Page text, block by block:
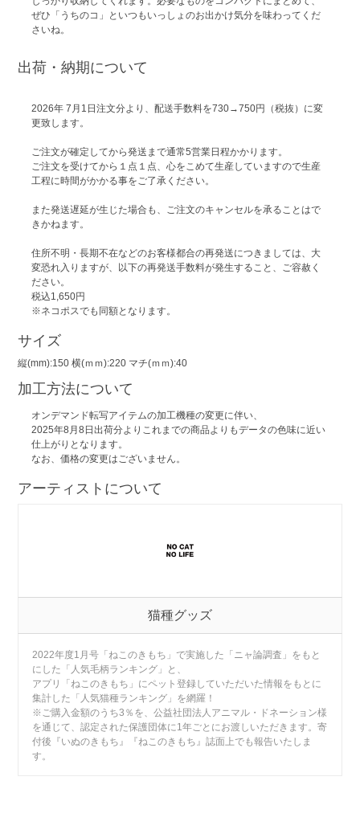
ぜひ「うちのコ」といつもいっしょのお出かけ気分を味わってくだ
さいね。
出荷・納期について
2026年 7月1日注文分より、配送手数料を730→750円（税抜）に変
更致します。
ご注文が確定してから発送まで通常5営業日程かかります。
ご注文を受けてから１点１点、心をこめて生産していますので生産
工程に時間がかかる事をご了承ください。
また発送遅延が生じた場合も、ご注文のキャンセルを承ることはで
きかねます。
住所不明・長期不在などのお客様都合の再発送につきましては、大
変恐れ入りますが、以下の再発送手数料が発生すること、ご容赦く
ださい。
税込1,650円
※ネコポスでも同額となります。
サイズ
縦(mm):150 横(ｍｍ):220 マチ(ｍｍ):40
加工方法について
オンデマンド転写アイテムの加工機種の変更に伴い、
2025年8月8日出荷分よりこれまでの商品よりもデータの色味に近い
仕上がりとなります。
なお、価格の変更はございません。
アーティストについて
猫種グッズ
2022年度1月号「ねこのきもち」で実施した「ニャ論調査」をもと
にした「人気毛柄ランキング」と、
アプリ「ねこのきもち」にペット登録していただいた情報をもとに
集計した「人気猫種ランキング」を網羅！
※ご購入金額のうち3％を、公益社団法人アニマル・ドネーション様
を通じて、認定された保護団体に1年ごとにお渡しいただきます。寄
付後『いぬのきもち』『ねこのきもち』誌面上でも報告いたしま
す。